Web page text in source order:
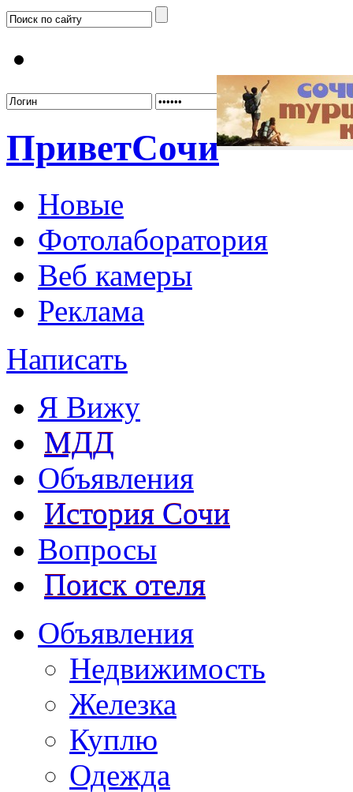
ПриветСочи
Новые
Фотолаборатория
Веб камеры
Реклама
Написать
Я Вижу
МДД
Объявления
История Сочи
Вопросы
Поиск отеля
Объявления
Недвижимость
Железка
Куплю
Одежда